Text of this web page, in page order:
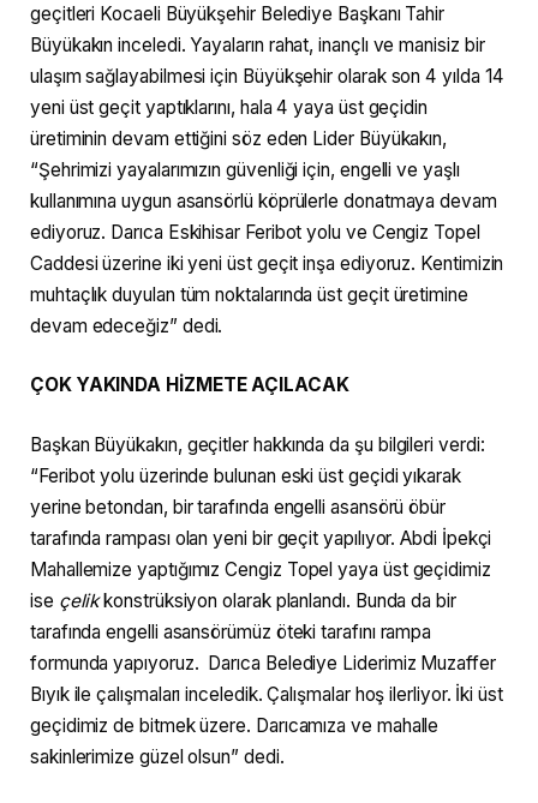
geçitleri Kocaeli Büyükşehir Belediye Başkanı Tahir
Büyükakın inceledi. Yayaların rahat, inançlı ve manisiz bir
ulaşım sağlayabilmesi için Büyükşehir olarak son 4 yılda 14
yeni üst geçit yaptıklarını, hala 4 yaya üst geçidin
üretiminin devam ettiğini söz eden Lider Büyükakın,
“Şehrimizi yayalarımızın güvenliği için, engelli ve yaşlı
kullanımına uygun asansörlü köprülerle donatmaya devam
ediyoruz. Darıca Eskihisar Feribot yolu ve Cengiz Topel
Caddesi üzerine iki yeni üst geçit inşa ediyoruz. Kentimizin
muhtaçlık duyulan tüm noktalarında üst geçit üretimine
devam edeceğiz” dedi.
ÇOK YAKINDA HİZMETE AÇILACAK
Başkan Büyükakın, geçitler hakkında da şu bilgileri verdi:
“Feribot yolu üzerinde bulunan eski üst geçidi yıkarak
yerine betondan, bir tarafında engelli asansörü öbür
tarafında rampası olan yeni bir geçit yapılıyor. Abdi İpekçi
Mahallemize yaptığımız Cengiz Topel yaya üst geçidimiz
ise çelikkonstrüksiyon olarak planlandı. Bunda da bir
tarafında engelli asansörümüz öteki tarafını rampa
formunda yapıyoruz. Darıca Belediye Liderimiz Muzaffer
Bıyık ile çalışmaları inceledik. Çalışmalar hoş ilerliyor. İki üst
geçidimiz de bitmek üzere. Darıcamıza ve mahalle
sakinlerimize güzel olsun” dedi.